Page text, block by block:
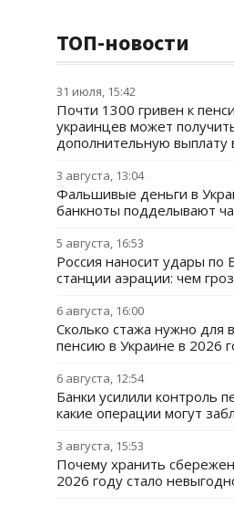
ТОП-новости
31 июля, 15:42
Почти 1300 гривен к
украинцев может
дополнительную выплату
3 августа, 13:04
Фальшивые деньги в
банкноты подделывают
5 августа, 16:53
Россия наносит удары по
станции аэрации: чем
6 августа, 16:00
Сколько стажа нужно для
пенсию в Украине в 2026
6 августа, 12:54
Банки усилили контроль
какие операции могут
3 августа, 15:53
Почему хранить
2026 году стало